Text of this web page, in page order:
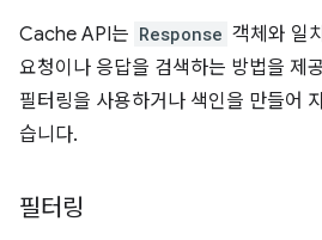
Cache API는 Response 객체와 일
요청이나 응답을 검색하는 방법을 제
필터링을 사용하거나 색인을 만들어
습니다.
필터링